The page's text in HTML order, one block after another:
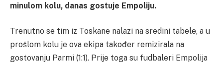
minulom kolu, danas gostuje Empoliju.
Trenutno se tim iz Toskane nalazi na sredini tabele, a u
prošlom kolu je ova ekipa također remizirala na
gostovanju Parmi (1:1). Prije toga su fudbaleri Empolija